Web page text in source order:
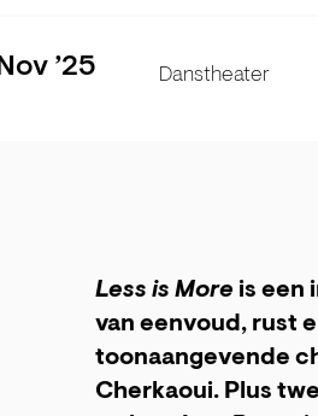
’25 Danstheater
Less is More is een
van eenvoud, rust
toonaangevende
Cherkaoui. Plus